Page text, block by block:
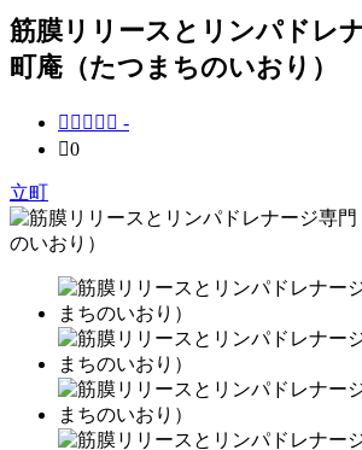
筋膜リリースとリンパドレ
町庵（たつまちのいおり）
     -
0
立町